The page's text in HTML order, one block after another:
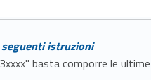
istruzioni
basta comporre le